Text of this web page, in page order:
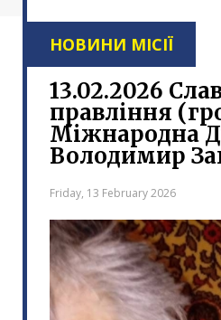
НОВИНИ МІСІЇ
13.02.2026
правління
Міжнародна
Володимир
Friday, 13 February 2026